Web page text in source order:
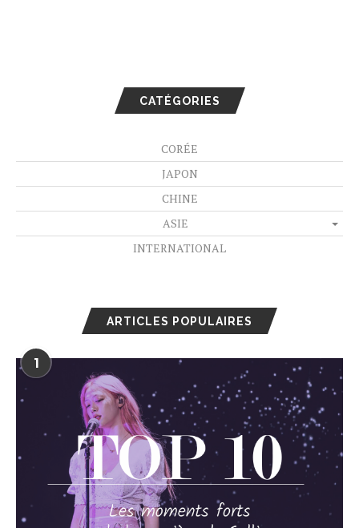
CATÉGORIES
CORÉE
JAPON
CHINE
ASIE
INTERNATIONAL
ARTICLES POPULAIRES
1